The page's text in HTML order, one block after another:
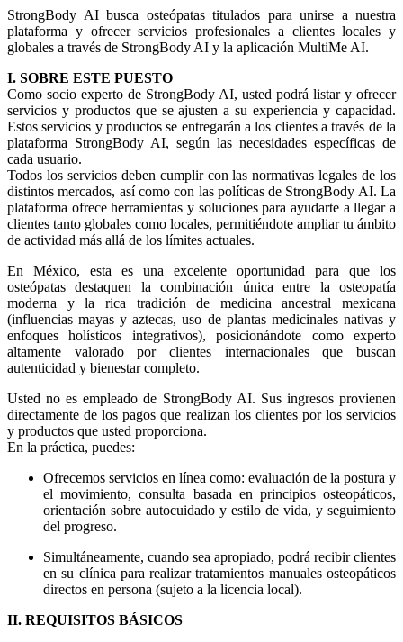
StrongBody AI busca osteópatas titulados para unirse a nuestra
plataforma y ofrecer servicios profesionales a clientes locales y
globales a través de StrongBody AI y la aplicación MultiMe AI.
I. SOBRE ESTE PUESTO
Como socio experto de StrongBody AI, usted podrá listar y ofrecer
servicios y productos que se ajusten a su experiencia y capacidad.
Estos servicios y productos se entregarán a los clientes a través de la
plataforma StrongBody AI, según las necesidades específicas de
cada usuario.
Todos los servicios deben cumplir con las normativas legales de los
distintos mercados, así como con las políticas de StrongBody AI. La
plataforma ofrece herramientas y soluciones para ayudarte a llegar a
clientes tanto globales como locales, permitiéndote ampliar tu ámbito
de actividad más allá de los límites actuales.
En México, esta es una excelente oportunidad para que los
osteópatas destaquen la combinación única entre la osteopatía
moderna y la rica tradición de medicina ancestral mexicana
(influencias mayas y aztecas, uso de plantas medicinales nativas y
enfoques holísticos integrativos), posicionándote como experto
altamente valorado por clientes internacionales que buscan
autenticidad y bienestar completo.
Usted no es empleado de StrongBody AI. Sus ingresos provienen
directamente de los pagos que realizan los clientes por los servicios
y productos que usted proporciona.
En la práctica, puedes:
Ofrecemos servicios en línea como: evaluación de la postura y
el movimiento, consulta basada en principios osteopáticos,
orientación sobre autocuidado y estilo de vida, y seguimiento
del progreso.
Simultáneamente, cuando sea apropiado, podrá recibir clientes
en su clínica para realizar tratamientos manuales osteopáticos
directos en persona (sujeto a la licencia local).
II. REQUISITOS BÁSICOS